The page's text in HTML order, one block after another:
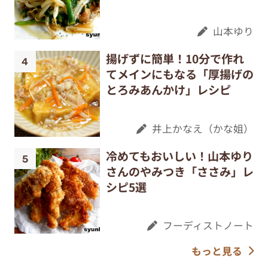
山本ゆり
揚げずに簡単！10分で作れ
てメインにもなる「厚揚げの
とろみあんかけ」レシピ
井上かなえ（かな姐）
冷めてもおいしい！山本ゆり
さんのやみつき「ささみ」レ
シピ5選
フーディストノート
もっと見る